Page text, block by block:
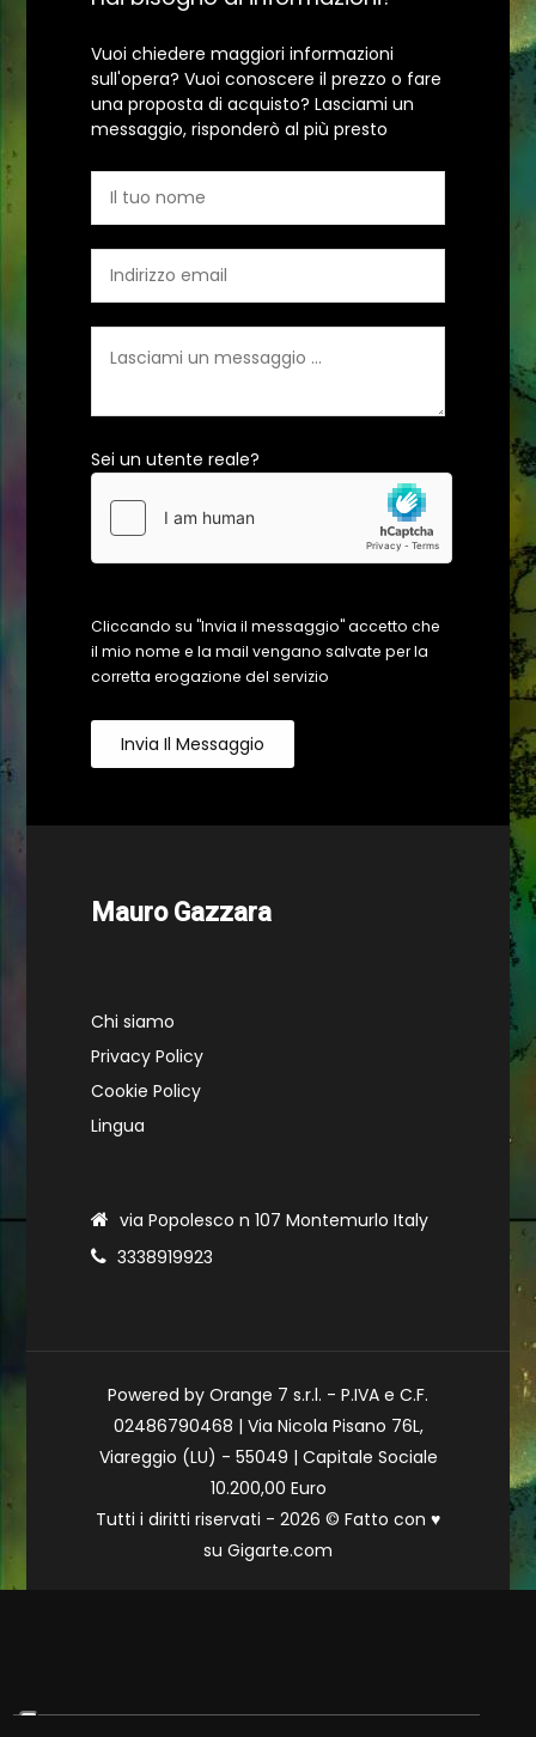
Vuoi chiedere maggiori informazioni
sull'opera? Vuoi conoscere il prezzo o fare
una proposta di acquisto? Lasciami un
messaggio, risponderò al più presto
Sei un utente reale?
Cliccando su "Invia il messaggio" accetto che
il mio nome e la mail vengano salvate per la
corretta erogazione del servizio
Invia Il Messaggio
Mauro Gazzara
Chi siamo
Privacy Policy
Cookie Policy
Lingua
via Popolesco n 107 Montemurlo Italy
3338919923
Powered by Orange 7 s.r.l. - P.IVA e C.F.
02486790468 | Via Nicola Pisano 76L,
Viareggio (LU) - 55049 | Capitale Sociale
10.200,00 Euro
Tutti i diritti riservati - 2026 © Fatto con ♥
su Gigarte.com